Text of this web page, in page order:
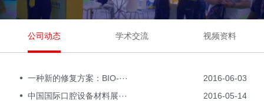
公司动态 学术交流 视频资料
一种新的修复方案：BIO-···
2016-06-03
中国国际口腔设备材料展···
2016-05-14